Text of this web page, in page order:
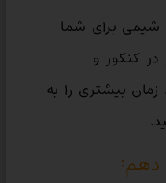
شیمی برای شما
کنکور و
بیشتری را به